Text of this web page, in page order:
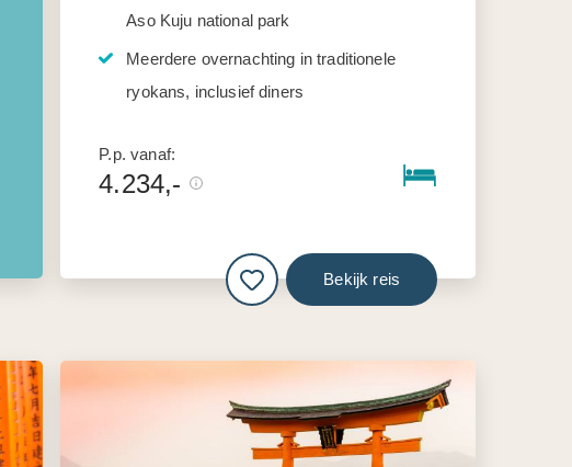
Aso Kuju national park
Meerdere overnachting in traditionele
ryokans, inclusief diners
P.p. vanaf:
4.234,-
Bekijk reis